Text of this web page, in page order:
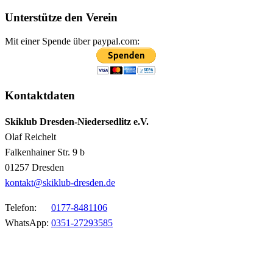
Unterstütze den Verein
Mit einer Spende über paypal.com:
Kontaktdaten
Skiklub Dresden-Niedersedlitz e.V.
Olaf Reichelt
Falkenhainer Str. 9 b
01257 Dresden
kontakt@skiklub-dresden.de
Telefon: 0177-8481106
WhatsApp: 0351-27293585